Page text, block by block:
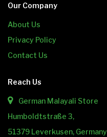
Our Company
About Us
Privacy Policy
Contact Us
Reach Us
German Malayali Store
Humboldtstraße 3,
51379 Leverkusen, Germany